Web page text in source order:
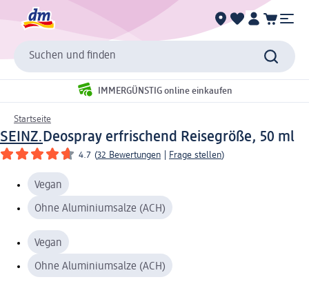
Suchen und finden
IMMERGÜNSTIG online einkaufen
Startseite
SEINZ.Deospray erfrischend Reisegröße, 50 ml
4.7 (32 Bewertungen Frage stellen)
Vegan
Ohne Aluminiumsalze (ACH)
Vegan
Ohne Aluminiumsalze (ACH)